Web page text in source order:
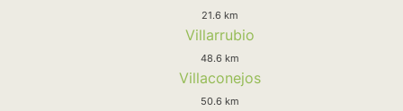
21.6 km
Villarrubio
48.6 km
Villaconejos
50.6 km